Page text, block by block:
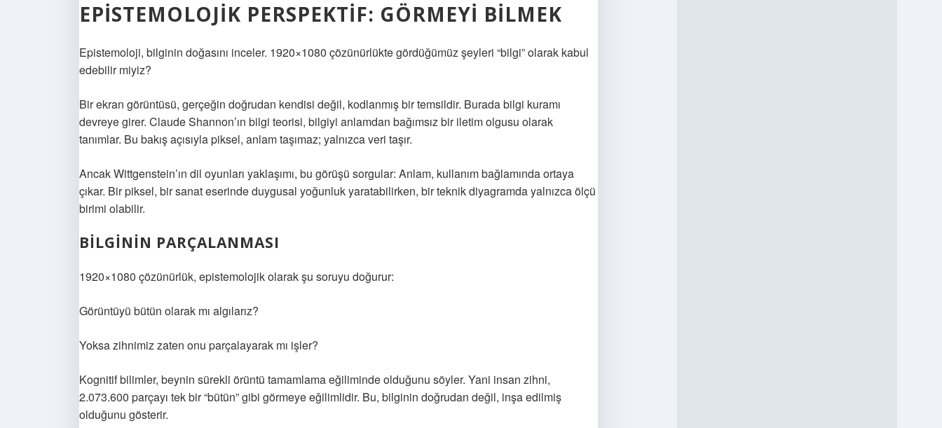
EPISTEMOLOJIK PERSPEKTIF: GÖRMEYI BILMEK
Epistemoloji, bilginin doğasını inceler. 1920×1080 çözünürlükte gördüğümüz şeyleri “bilgi” olarak kabul
edebilir miyiz?
Bir ekran görüntüsü, gerçeğin doğrudan kendisi değil, kodlanmış bir temsildir. Buradabilgi kuramı
devreye girer. Claude Shannon’ın bilgi teorisi, bilgiyi anlamdan bağımsız bir iletim olgusu olarak
tanımlar. Bu bakış açısıyla piksel, anlam taşımaz; yalnızca veri taşır.
Ancak Wittgenstein’ın dil oyunları yaklaşımı, bu görüşü sorgular: Anlam, kullanım bağlamında ortaya
çıkar. Bir piksel, bir sanat eserinde duygusal yoğunluk yaratabilirken, bir teknik diyagramda yalnızca ölçü
birimi olabilir.
BILGININ PARÇALANMASI
1920×1080 çözünürlük, epistemolojik olarak şu soruyu doğurur:
Görüntüyü bütün olarak mı algılarız?
Yoksa zihnimiz zaten onu parçalayarak mı işler?
Kognitif bilimler, beynin sürekli örüntü tamamlama eğiliminde olduğunu söyler. Yani insan zihni,
2.073.600 parçayı tek bir “bütün” gibi görmeye eğilimlidir. Bu, bilginin doğrudan değil, inşa edilmiş
olduğunu gösterir.